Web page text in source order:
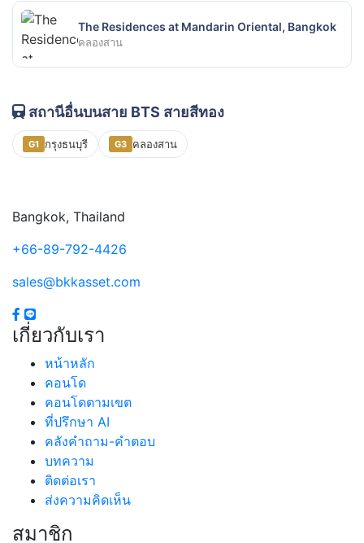
The Residences at Mandarin Oriental, Bangkok
คลองสาน
สถานีอื่นบนสาย BTS สายสีทอง
G1 กรุงธนบุรี G3 คลองสาน
Bangkok, Thailand
+66-89-792-4426
sales@bkkasset.com
เกี่ยวกับเรา
หน้าหลัก
คอนโด
คอนโดตามเขต
ที่ปรึกษา AI
คลังคำถาม-คำตอบ
บทความ
ติดต่อเรา
ส่งความคิดเห็น
สมาชิก